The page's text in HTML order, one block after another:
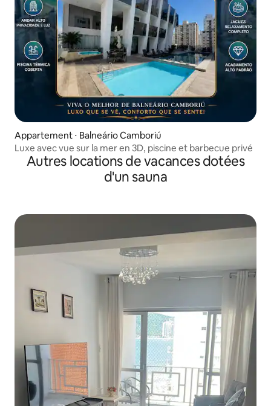
Appartement ⋅ Balneário Camboriú
Luxe avec vue sur la mer en 3D, piscine et barbecue privé
Autres locations de vacances dotées
d'un sauna